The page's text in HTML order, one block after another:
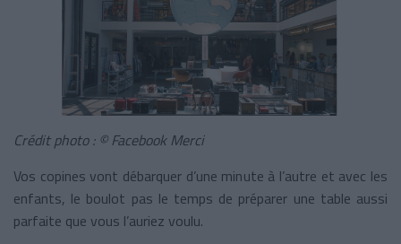
Crédit photo : © Facebook Merci
Vos copines vont débarquer d’une minute à l’autre et avec les
enfants, le boulot pas le temps de préparer une table aussi
parfaite que vous l’auriez voulu.